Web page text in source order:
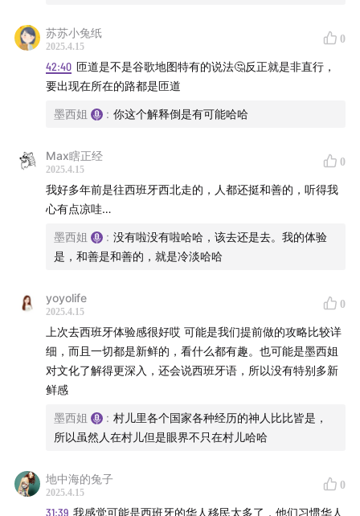
苏苏小兔纸
2025.4.15
0
42:40 匝道是不是谷歌地图特有的说法🤔反正就是非直行，
要出现在所在的路都是匝道
墨西姐 : 你这个解释倒是有可能哈哈
Max瞎正经
2025.4.15
0
我好多年前是往西班牙西北走的，人都还挺和善的，听得我
心有点凉哇…
墨西姐 : 没有啦没有啦哈哈，该去还是去。我的体验
是，和善是和善的，就是冷淡哈哈
yoyolife
2025.4.15
0
上次去西班牙体验感很好哎 可能是我们提前做的攻略比较详
细，而且一切都是新鲜的，看什么都有趣。也可能是墨西姐
对文化了解得更深入，还会说西班牙语，所以没有特别多新
鲜感
墨西姐 : 村儿里各个国家各种经历的神人比比皆是，
所以虽然人在村儿但是眼界不只在村儿哈哈
地中海的兔子
2025.4.15
0
31:39 我感觉可能是西班牙的华人移民太多了，他们习惯华人